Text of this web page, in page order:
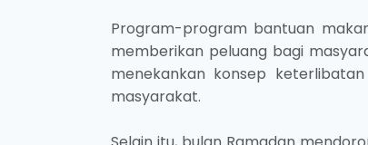
Program-program bantuan
memberikan peluang bagi
menekankan konsep
masyarakat.